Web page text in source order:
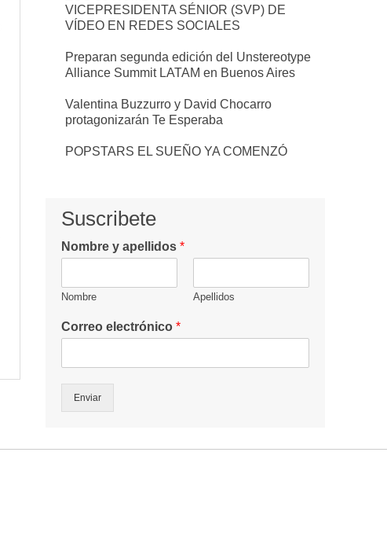
VICEPRESIDENTA SÉNIOR (SVP) DE
VÍDEO EN REDES SOCIALES
Preparan segunda edición del Unstereotype
Alliance Summit LATAM en Buenos Aires
Valentina Buzzurro y David Chocarro
protagonizarán Te Esperaba
POPSTARS EL SUEÑO YA COMENZÓ
Suscribete
Nombre y apellidos *
Nombre Apellidos
Correo electrónico *
Enviar